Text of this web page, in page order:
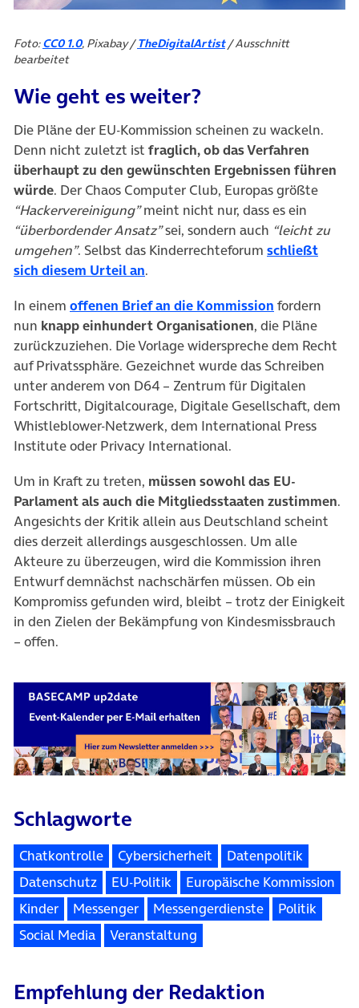
Foto:CC0 1.0, Pixabay /TheDigitalArtist/ Ausschnitt
bearbeitet
Wie geht es weiter?
Die Pläne der EU-Kommission scheinen zu wackeln.
Denn nicht zuletzt ist fraglich, ob das Verfahren
überhaupt zu den gewünschten Ergebnissen führen
würde. Der Chaos Computer Club, Europas größte
“Hackervereinigung”meint nicht nur, dass es ein
“überbordender Ansatz”sei, sondern auch “leicht zu
umgehen”. Selbst das Kinderrechteforum schließt
sich diesem Urteil an(öffnet in neuem Tab)
.
In einem offenen Brief an die Kommission (öffnet in
fordern
nun knapp einhundert Organisationen, die Pläne
zurückzuziehen. Die Vorlage widerspreche dem Recht
auf Privatssphäre. Gezeichnet wurde das Schreiben
unter anderem von D64 – Zentrum für Digitalen
Fortschritt, Digitalcourage, Digitale Gesellschaft, dem
Whistleblower-Netzwerk, dem International Press
Institute oder Privacy International.
Um in Kraft zu treten, müssen sowohl das EU-
Parlament als auch die Mitgliedsstaaten zustimmen.
Angesichts der Kritik allein aus Deutschland scheint
dies derzeit allerdings ausgeschlossen. Um alle
Akteure zu überzeugen, wird die Kommission ihren
Entwurf demnächst nachschärfen müssen. Ob ein
Kompromiss gefunden wird, bleibt – trotz der Einigkeit
in den Zielen der Bekämpfung von Kindesmissbrauch
– offen.
Schlagworte
Chatkontrolle Cybersicherheit
Datenpolitik
Datenschutz
EU-Politik
Europäische Kommission
Kinder
Messenger Messengerdienste
Politik
Social Media
Veranstaltung
Empfehlung der Redaktion